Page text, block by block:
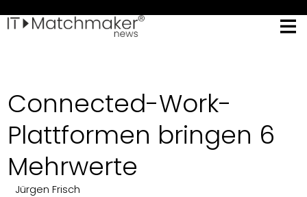
Connected-Work-
Plattformen bringen 6
Mehrwerte
Jürgen Frisch